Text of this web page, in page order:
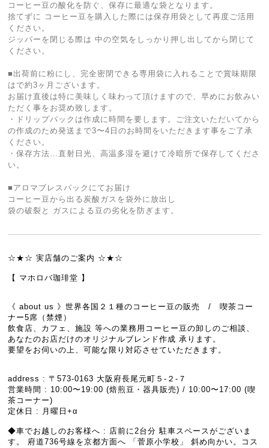
コーヒー豆の酸化を防ぐ、保存に最適な袋となります。
捨てずに コーヒー豆を購入した際には保存用袋として再度ご活用
ください。
ジッパーを閉じる際は 中の空気をしっかり押し出してから閉じて
ください。
■出荷前に粉にし、完全密閉できる専用袋に入れることで賞味期限
はで約3ヶ月ございます。
お届け直後は特に美味しく味わって頂けますので、早めにお飲みい
ただく事をお奨め致します。
・ドリップパックは作成に時間を要します。ご注文いただいてから
の作成のため発送まで3〜4日のお時間をいただきます事をご了承
ください。
・保存方法…直射日光、高温多湿を避けて冷暗所で保存してくださ
い。
■アロマブレスパックにてお届け
コーヒー豆から出る炭酸ガスを袋外に放出し
袋の破裂と ガスによる豆の劣化を防ぎます。
☆★☆ 実店舗のご案内 ☆★☆
【 マホロバ珈琲堂 】
《 about us 》世界各国２１種のコーヒー豆の販売 / 喫茶コー
ナー5席（禁煙）
飲食店、カフェ、施設 等への業務用コーヒー豆の卸しのご相談、
あなたのお店だけのオリジナルブレンド作成 承ります。
要望をお伺いの上、可能な限り対応させていただきます。
address : 〒573-0163 大阪府長尾元町５-２-７
営業時間 : 10:00〜19:00 (焙煎豆・器具販売) / 10:00〜17:00 (喫
茶コーナー)
定休日 : 月曜日+α
◆車でお越しのお客様へ : 店前に2台分 駐車スペースがございま
す。 府道736号線を京都方面へ 「菅原小学校」 斜め向かい。コス